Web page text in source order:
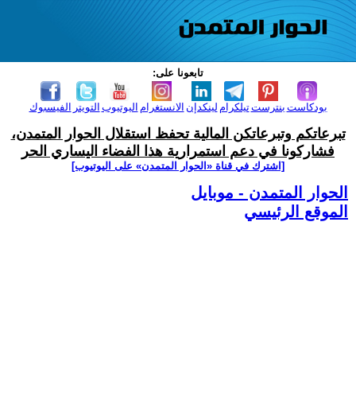
تابعونا على:
الفيسبوك التويتر اليوتيوب الانستغرام لينكدإن تيلكرامبنترست بودكاست
تبرعاتكم وتبرعاتكن المالية تحفظ استقلال الحوار المتمدن،
فشاركونا في دعم استمرارية هذا الفضاء اليساري الحر
[اشترك في قناة ‫«الحوار المتمدن» على اليوتيوب]
الحوار المتمدن - موبايل
الموقع الرئيسي